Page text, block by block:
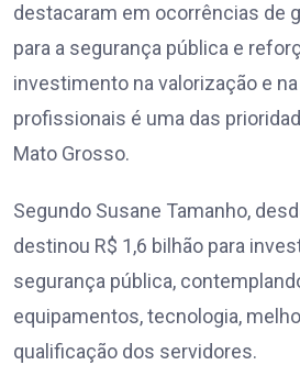
destacaram em ocorrências de
para a segurança pública e
investimento na valorização e
profissionais é uma das
Mato Grosso.
Segundo Susane Tamanho,
destinou R$ 1,6 bilhão para
segurança pública,
equipamentos, tecnologia,
qualificação dos servidores.